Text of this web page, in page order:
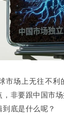
市场上无往不利
非要跟中国市
底是什么呢？